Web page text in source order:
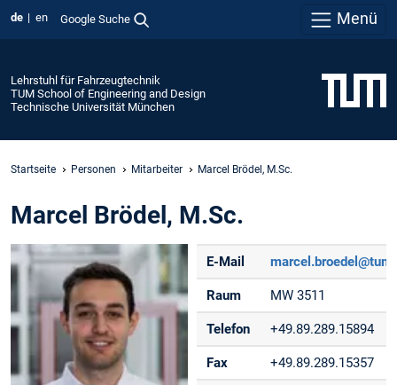
de en Google Suche Menü
Lehrstuhl für Fahrzeugtechnik
TUM School of Engineering and Design
Technische Universität München
Startseite Personen Mitarbeiter Marcel Brödel, M.Sc.
Marcel Brödel, M.Sc.
E-Mail
Raum MW 3511
Telefon +49.89.289.15894
Fax +49.89.289.15357